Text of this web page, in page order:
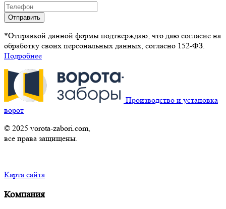
Отправить
*Отправкой данной формы подтверждаю, что даю согласие на
обработку своих персональных данных, согласно 152-ФЗ.
Подробнее
Производство и установка
ворот
© 2025 vorota-zabori.com,
все права защищены.
Карта сайта
Компания